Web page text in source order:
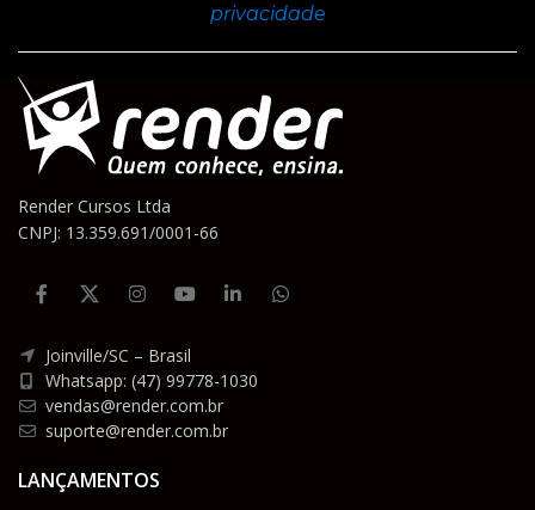
privacidade
Render Cursos Ltda
CNPJ: 13.359.691/0001-66
Joinville/SC – Brasil
Whatsapp: (47) 99778-1030
vendas@render.com.br
suporte@render.com.br
LANÇAMENTOS